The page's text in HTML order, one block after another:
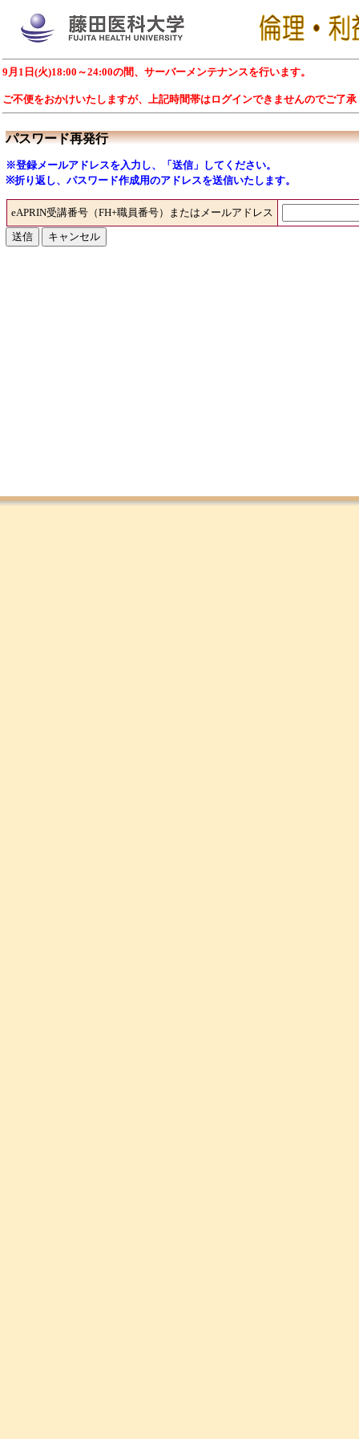
9月1日(火)18:00～24:00の間、サーバーメンテナンスを行います。
ご不便をおかけいたしますが、上記時間帯はログインできませんのでご了
パスワード再発行
※登録メールアドレスを入力し、「送信」してください。
※折り返し、パスワード作成用のアドレスを送信いたします。
eAPRIN受講番号（FH+職員番号）またはメールアドレス